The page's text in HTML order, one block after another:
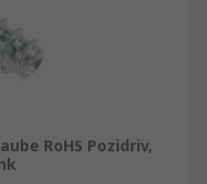
RoHS Pozidriv,